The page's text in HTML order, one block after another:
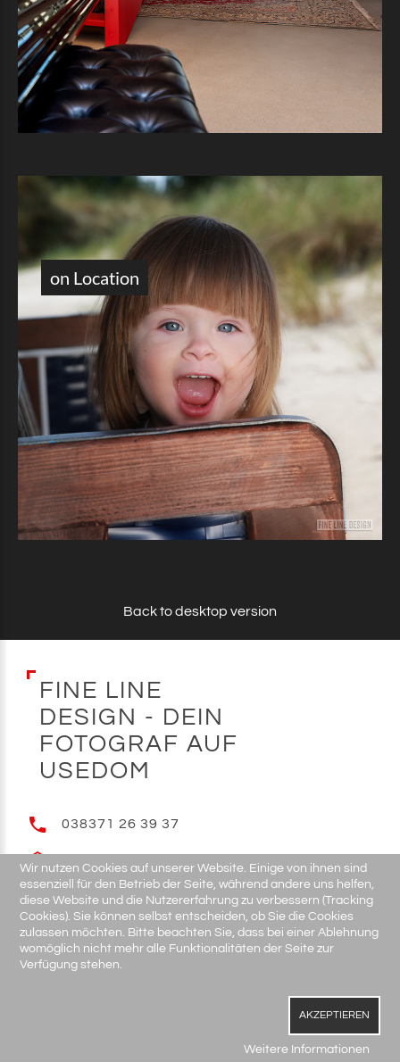
on Location
Back to desktop version
FIN E LIN E
DESIGN - DEIN
FOTOGRAF AUF
USEDOM
038371 26 39 37
E-MAIL
Wir nutzen Cookies auf unserer Website. Einige von ihnen sind
essenziell für den Betrieb der Seite, während andere uns helfen,
diese Website und die Nutzererfahrung zu verbessern (Tracking
Cookies). Sie können selbst entscheiden, ob Sie die Cookies
zulassen möchten. Bitte beachten Sie, dass bei einer Ablehnung
womöglich nicht mehr alle Funktionalitäten der Seite zur
Verfügung stehen.
AKZEPTIEREN
Weitere Informationen